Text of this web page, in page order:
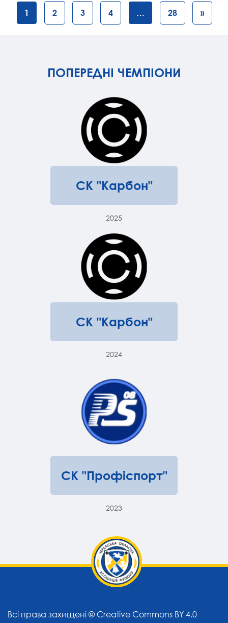
1 2 3 4 … 28 »
ПОПЕРЕДНІ ЧЕМПІОНИ
СК "Карбон"
2025
СК "Карбон"
2024
СК "Профіспорт"
2023
Всі права захищені © Creative Commons BY 4.0